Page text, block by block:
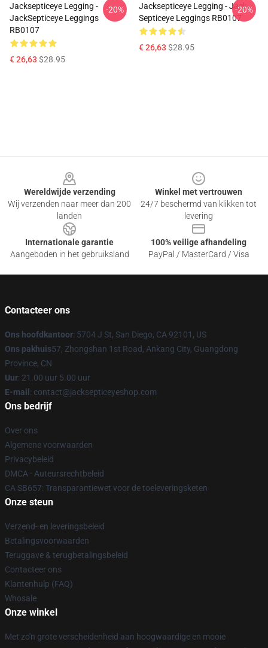
Jacksepticeye Legging -
JackSepticeye Leggings
RB0107
€ 26,63 $28.95
-20%
Jacksepticeye Legging - Jack
Septiceye Leggings RB0107
€ 26,63 $28.95
-20%
Wereldwijde verzending
Wij verzenden naar meer dan 200
landen
Winkel met vertrouwen
24/7 beschermd van klikken tot
levering
Internationale garantie
Aangeboden in het gebruiksland
100% veilige afhandeling
PayPal / MasterCard / Visa
Contacteer ons
Ons hoofdkantoor: 5704 J St, San Diego, CA 92101, US
Ons pakhuis57, Zhongshan 1st Road, Ankang City, Guangdong
Province, CN
Uur: 21.00 uur 5.00 uur
E-mail : contact@jacksepticeyeshop.com
Ons bedrijf
Over ons
Algemene voorwaarden
Privacybeleid
DMCA - Auteursrechtbeleid
CA SB657: Transparantiewet voor de toeleveringsketen
Onze steun
Verzend- en leveringsbeleid
Betalingsvoorwaarden
Teruggave & terugbetalingsbeleid
Contacteer ons
Klantenhulp (FAQ)
Whosale
Onze winkel
Met zo'n grote verscheidenheid aan hoogwaardige en mooie